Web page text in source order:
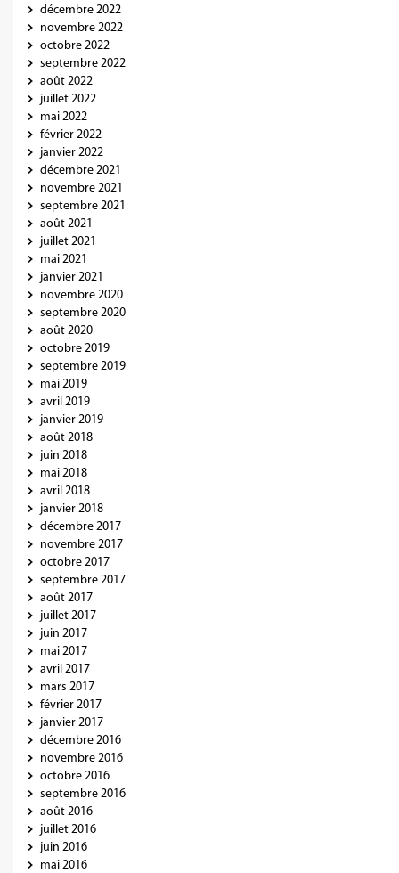
décembre 2022
novembre 2022
octobre 2022
septembre 2022
août 2022
juillet 2022
mai 2022
février 2022
janvier 2022
décembre 2021
novembre 2021
septembre 2021
août 2021
juillet 2021
mai 2021
janvier 2021
novembre 2020
septembre 2020
août 2020
octobre 2019
septembre 2019
mai 2019
avril 2019
janvier 2019
août 2018
juin 2018
mai 2018
avril 2018
janvier 2018
décembre 2017
novembre 2017
octobre 2017
septembre 2017
août 2017
juillet 2017
juin 2017
mai 2017
avril 2017
mars 2017
février 2017
janvier 2017
décembre 2016
novembre 2016
octobre 2016
septembre 2016
août 2016
juillet 2016
juin 2016
mai 2016